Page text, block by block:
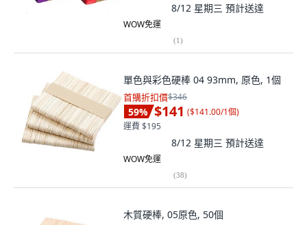
8/12 星期三 預計送達
WOW免運
(1)
單色與彩色硬棒 04 93mm, 原色, 1個
首購折扣價$346
59% $141 ($141.00/1個)
運費 $195
8/12 星期三 預計送達
WOW免運
(38)
木質硬棒, 05原色, 50個